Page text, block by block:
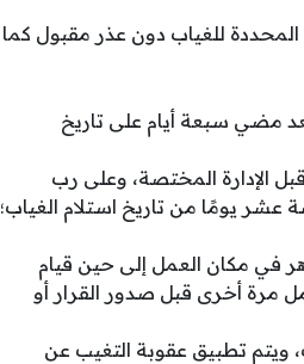
للغياب دون عذر مقبول كما
مضي سبعة أيام على تاريخ
الإدارة المختصة، وعلى رب
عشر يومًا من تاريخ استلام الغياب؛
في مكان العمل إلى حين قيام
مرة أخرى قبل صدور القرار أو
ويتم تطبيق عقوبة التغيب عن